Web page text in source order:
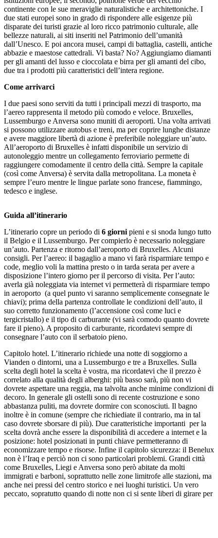
continente con le sue meraviglie naturalistiche e architettoniche. I
due stati europei sono in grado di rispondere alle esigenze più
disparate dei turisti grazie al loro ricco patrimonio culturale, alle
bellezze naturali, ai siti inseriti nel Patrimonio dell’umanità
dall’Unesco. E poi ancora musei, campi di battaglia, castelli, antiche
abbazie e maestose cattedrali. Vi basta? No? Aggiungiamo diamanti
per gli amanti del lusso e cioccolata e birra per gli amanti del cibo,
due tra i prodotti più caratteristici dell’intera regione.
Come arrivarci
I due paesi sono serviti da tutti i principali mezzi di trasporto, ma
l’aereo rappresenta il metodo più comodo e veloce. Bruxelles,
Lussemburgo e Anversa sono muniti di aeroporti. Una volta arrivati
si possono utilizzare autobus e treni, ma per coprire lunghe distanze
e avere maggiore libertà di azione è preferibile noleggiare un’auto.
All’aeroporto di Bruxelles è infatti disponibile un servizio di
autonoleggio mentre un collegamento ferroviario permette di
raggiungere comodamente il centro della città. Sempre la capitale
(così come Anversa) è servita dalla metropolitana. La moneta è
sempre l’euro mentre le lingue parlate sono francese, fiammingo,
tedesco e inglese.
Guida all’itinerario
L’itinerario copre un periodo di 6 giorni pieni e si snoda lungo tutto
il Belgio e il Lussemburgo. Per compierlo è necessario noleggiare
un’auto. Partenza e ritorno dall’aeroporto di Bruxelles. Alcuni
consigli. Per l’aereo: il bagaglio a mano vi farà risparmiare tempo e
code, meglio voli la mattina presto o in tarda serata per avere a
disposizione l’intero giorno per il percorso di visita. Per l’auto:
averla già noleggiata via internet vi permetterà di risparmiare tempo
in aeroporto (a quel punto vi saranno semplicemente consegnate le
chiavi); prima della partenza controllate le condizioni dell’auto, il
suo corretto funzionamento (l’accensione così come luci e
tergicristallo) e il tipo di carburante (vi sarà comodo quanto dovrete
fare il pieno). A proposito di carburante, ricordatevi sempre di
consegnare l’auto con il serbatoio pieno.
Capitolo hotel. L’itinerario richiede una notte di soggiorno a
Vianden o dintorni, una a Lussemburgo e tre a Bruxelles. Sulla
scelta degli hotel la scelta è vostra, ma ricordatevi che il prezzo è
correlato alla qualità degli alberghi: più basso sarà, più non vi
dovrete aspettare una reggia, ma talvolta anche minime condizioni di
decoro. In generale gli ostelli sono di recente costruzione e sono
abbastanza puliti, ma dovrete dormire con sconosciuti. Il bagno
inoltre è in comune (sempre che richiediate il contrario, ma in tal
caso dovrete sborsare di più). Due caratteristiche importanti per la
scelta dovrà anche essere la disponibilità di accedere a internet e la
posizione: hotel posizionati in punti chiave permetteranno di
economizzare tempo e risorse. Infine il capitolo sicurezza: il Benelux
non è l’Iraq e perciò non ci sono particolari problemi. Grandi città
come Bruxelles, Liegi e Anversa sono però abitate da molti
immigrati e barboni, soprattutto nelle zone limitrofe alle stazioni, ma
anche nei pressi del centro storico e nei luoghi turistici. Un vero
peccato, sopratutto quando di notte non ci si sente liberi di girare per